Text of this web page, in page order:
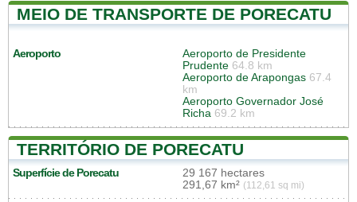
MEIO DE TRANSPORTE DE PORECATU
Aeroporto
Aeroporto de Presidente
Prudente 64.8 km
Aeroporto de Arapongas 67.4
km
Aeroporto Governador José
Richa 69.2 km
TERRITÓRIO DE PORECATU
Superfície de Porecatu
29 167 hectares
291,67 km² (112,61 sq mi)